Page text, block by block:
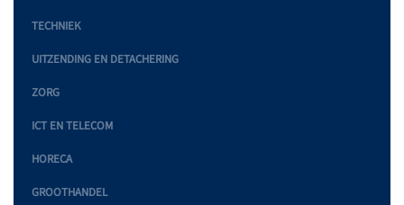
TECHNIEK
UITZENDING EN DETACHERING
ZORG
ICT EN TELECOM
HORECA
GROOTHANDEL